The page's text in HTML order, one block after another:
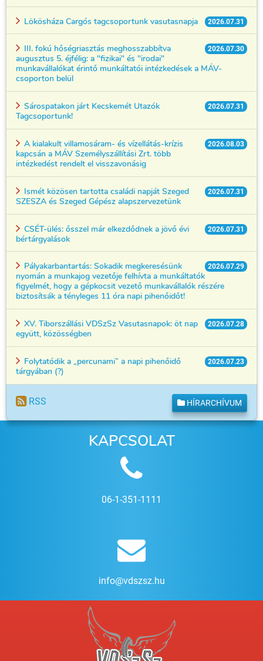
2026.07.31
Lökösháza Cargós tagcsoportunk vasutasnapja
2026.07.30
III. fokú hőségriasztás meghosszabbítva
augusztus 5. éjfélig: a "fizikai" és "irodai"
munkavállalókat érintő munkáltatói intézkedések a MÁV-
csoporton belül
2026.07.31
Sárospatakon járt Kecskemét Utazók
Tagcsoportunk!
2026.08.03
A kialakult villamosáram- és vízellátás-krízis
kapcsán a MÁV Személyszállítási Zrt. több
intézkedést rendelt el visszavonásig
2026.07.31
Ismét közösen tartotta családi napját Szeged
SZESZA és Szeged Gépész alapszervezetünk
2026.07.31
CSÉT-ülés: ősszel már elkezdődnek a jövő évi
bértárgyalások
2026.07.29
Pályakarbantartás: Sokadik megkeresésünk
nyomán a munkajog vezetője felhívta a munkáltatók
figyelmét, hogy a gépkocsit vezető munkavállalók részére
biztosítsák a tényleges 11 óra napi pihenőidőt!
2026.07.28
XV. Tiborszállási VDSzSz Vasutasnapok: öt nap
együtt, közösségben
2026.07.23
Folytatódik a „percunami” a napi pihenőidő
tárgyában (?)
RSS HÍRARCHÍVUM
KAPCSOLAT
06-1-351-1111
info@vdszsz.hu